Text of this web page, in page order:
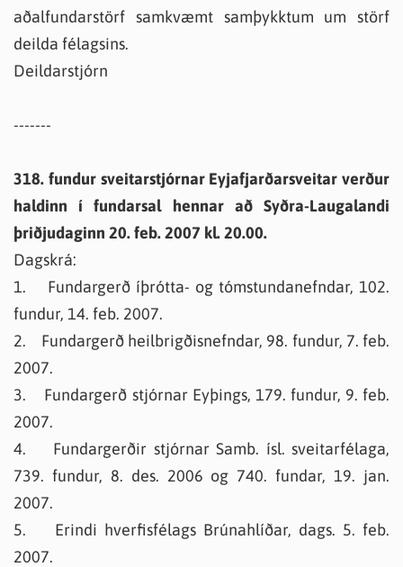
aðalfundarstörf samkvæmt samþykktum um störf
deilda félagsins.
Deildarstjórn
-------
318. fundur sveitarstjórnar Eyjafjarðarsveitar verður
haldinn í fundarsal hennar að Syðra-Laugalandi
þriðjudaginn 20. feb. 2007 kl. 20.00.
Dagskrá:
1. Fundargerð íþrótta- og tómstundanefndar, 102.
fundur, 14. feb. 2007.
2. Fundargerð heilbrigðisnefndar, 98. fundur, 7. feb.
2007.
3. Fundargerð stjórnar Eyþings, 179. fundur, 9. feb.
2007.
4. Fundargerðir stjórnar Samb. ísl. sveitarfélaga,
739. fundur, 8. des. 2006 og 740. fundar, 19. jan.
2007.
5. Erindi hverfisfélags Brúnahlíðar, dags. 5. feb.
2007.